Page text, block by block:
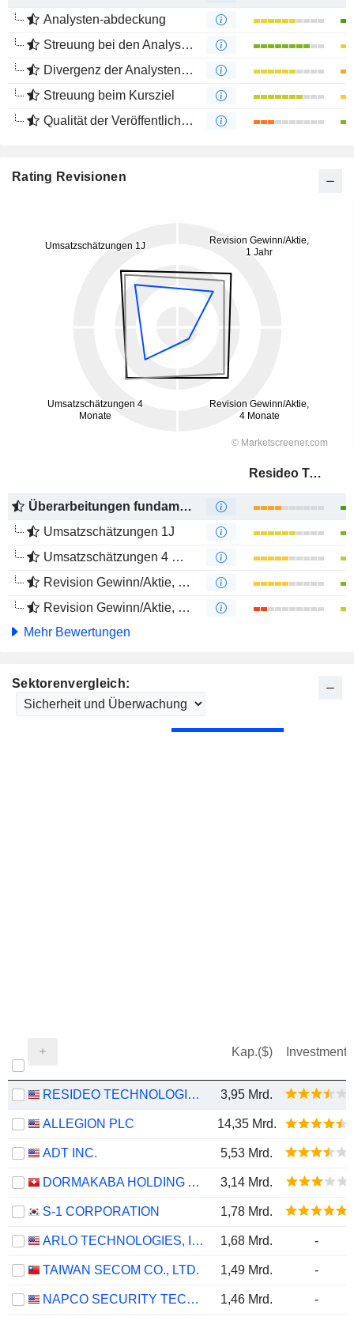
Analysten-abdeckung
Streuung bei den Analystenmeinungen
Divergenz der Analystenempfehlungen
Streuung beim Kursziel
Qualität der Veröffentlichungen
Rating Revisionen
Resideo Technologies, Inc.
Überarbeitungen fundamentaler Schätzungen
Umsatzschätzungen 1J
Umsatzschätzungen 4 Monate
Revision Gewinn/Aktie, 1 Jahr
Revision Gewinn/Aktie, 4 Monate
Mehr Bewertungen
Sektorenvergleich:
Kap.($) Investment
RESIDEO TECHNOLOGIES, INC. 3,95 Mrd.
ALLEGION PLC 14,35 Mrd.
ADT INC. 5,53 Mrd.
DORMAKABA HOLDING AG 3,14 Mrd.
S-1 CORPORATION 1,78 Mrd.
ARLO TECHNOLOGIES, INC. 1,68 Mrd. -
TAIWAN SECOM CO., LTD. 1,49 Mrd. -
NAPCO SECURITY TECHNOLOGIES, INC. 1,46 Mrd.
-